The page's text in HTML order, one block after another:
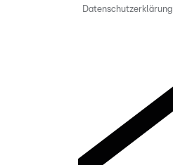
Datenschutzerklärung